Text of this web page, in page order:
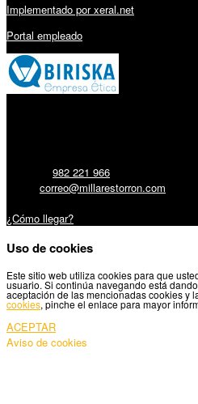
Implementado por xeral.net
Portal empleado
982 221 966
correo@millarestorron.com
¿Cómo llegar?
Uso de cookies
Este sitio web utiliza cookies para que
usuario. Si continúa navegando está
aceptación de las mencionadas cookies y
cookies, pinche el enlace para mayor
ACEPTAR
Aviso de cookies